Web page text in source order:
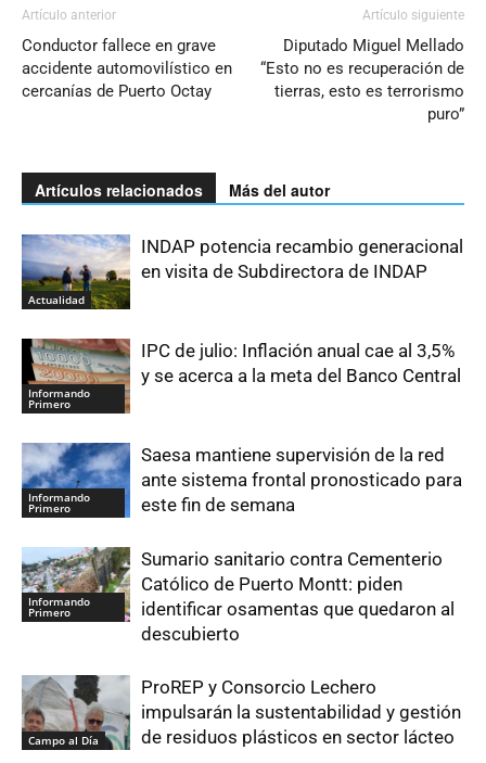
Artículo anterior
Conductor fallece en grave
accidente automovilístico en
cercanías de Puerto Octay
Artículo siguiente
Diputado Miguel Mellado
“Esto no es recuperación de
tierras, esto es terrorismo
puro”
Artículos relacionados Más del autor
Actualidad
INDAP potencia recambio generacional
en visita de Subdirectora de INDAP
Informando
Primero
IPC de julio: Inflación anual cae al 3,5%
y se acerca a la meta del Banco Central
Informando
Primero
Saesa mantiene supervisión de la red
ante sistema frontal pronosticado para
este fin de semana
Informando
Primero
Sumario sanitario contra Cementerio
Católico de Puerto Montt: piden
identificar osamentas que quedaron al
descubierto
Campo al Día
ProREP y Consorcio Lechero
impulsarán la sustentabilidad y gestión
de residuos plásticos en sector lácteo